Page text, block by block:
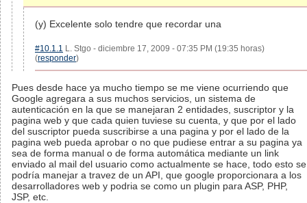
(y) Excelente solo tendre que recordar una
#10.1.1 L. Stgo - diciembre 17, 2009 - 07:35 PM (19:35 horas)
(responder)
Pues desde hace ya mucho tiempo se me viene ocurriendo que
Google agregara a sus muchos servicios, un sistema de
autenticación en la que se manejaran 2 entidades, suscriptor y la
pagina web y que cada quien tuviese su cuenta, y que por el lado
del suscriptor pueda suscribirse a una pagina y por el lado de la
pagina web pueda aprobar o no que pudiese entrar a su pagina ya
sea de forma manual o de forma automática mediante un link
enviado al mail del usuario como actualmente se hace, todo esto se
podría manejar a travez de un API, que google proporcionara a los
desarrolladores web y podria se como un plugin para ASP, PHP,
JSP, etc.